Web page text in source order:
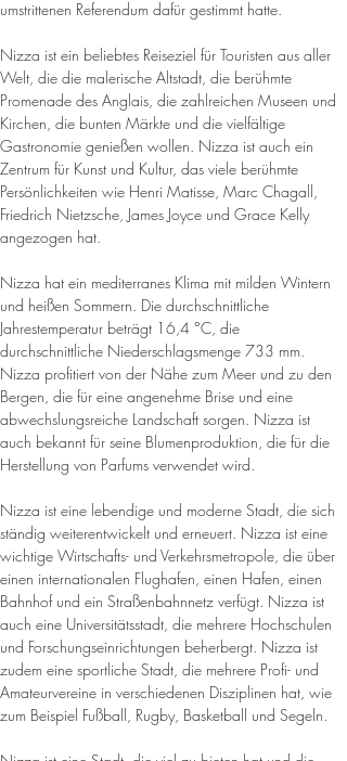
umstrittenen Referendum dafür gestimmt hatte.
Nizza ist ein beliebtes Reiseziel für Touristen aus aller
Welt, die die malerische Altstadt, die berühmte
Promenade des Anglais, die zahlreichen Museen und
Kirchen, die bunten Märkte und die vielfältige
Gastronomie genießen wollen. Nizza ist auch ein
Zentrum für Kunst und Kultur, das viele berühmte
Persönlichkeiten wie Henri Matisse, Marc Chagall,
Friedrich Nietzsche, James Joyce und Grace Kelly
angezogen hat.
Nizza hat ein mediterranes Klima mit milden Wintern
und heißen Sommern. Die durchschnittliche
Jahrestemperatur beträgt 16,4 °C, die
durchschnittliche Niederschlagsmenge 733 mm.
Nizza profitiert von der Nähe zum Meer und zu den
Bergen, die für eine angenehme Brise und eine
abwechslungsreiche Landschaft sorgen. Nizza ist
auch bekannt für seine Blumenproduktion, die für die
Herstellung von Parfums verwendet wird.
Nizza ist eine lebendige und moderne Stadt, die sich
ständig weiterentwickelt und erneuert. Nizza ist eine
wichtige Wirtschafts- und Verkehrsmetropole, die über
einen internationalen Flughafen, einen Hafen, einen
Bahnhof und ein Straßenbahnnetz verfügt. Nizza ist
auch eine Universitätsstadt, die mehrere Hochschulen
und Forschungseinrichtungen beherbergt. Nizza ist
zudem eine sportliche Stadt, die mehrere Profi- und
Amateurvereine in verschiedenen Disziplinen hat, wie
zum Beispiel Fußball, Rugby, Basketball und Segeln.